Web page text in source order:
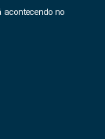
acontecendo no